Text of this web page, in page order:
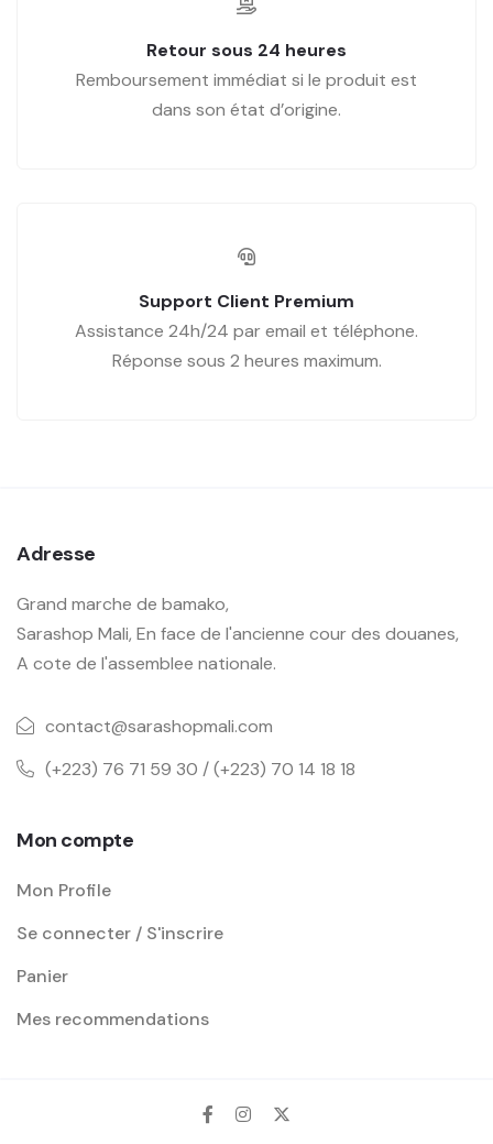
Retour sous 24 heures
Remboursement immédiat si le produit est
dans son état d’origine.
Support Client Premium
Assistance 24h/24 par email et téléphone.
Réponse sous 2 heures maximum.
Adresse
Grand marche de bamako,
Sarashop Mali, En face de l'ancienne cour des douanes,
A cote de l'assemblee nationale.
contact@sarashopmali.com
(+223) 76 71 59 30 / (+223) 70 14 18 18
Mon compte
Mon Profile
Se connecter / S'inscrire
Panier
Mes recommendations